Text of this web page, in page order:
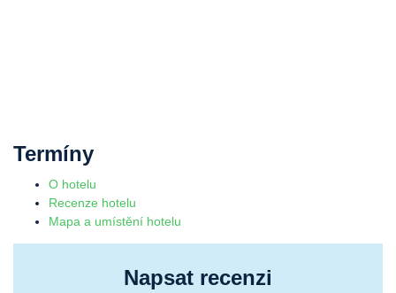
Termíny
O hotelu
Recenze hotelu
Mapa a umístění hotelu
Napsat recenzi